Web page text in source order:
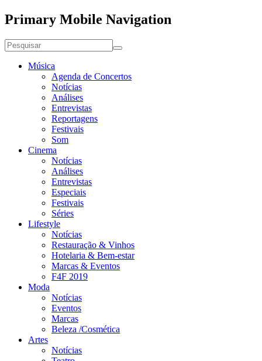
Primary Mobile Navigation
Música
Agenda de Concertos
Notícias
Análises
Entrevistas
Reportagens
Festivais
Som
Cinema
Notícias
Análises
Entrevistas
Especiais
Festivais
Séries
Lifestyle
Notícias
Restauração & Vinhos
Hotelaria & Bem-estar
Marcas & Eventos
F4F 2019
Moda
Notícias
Eventos
Marcas
Beleza /Cosmética
Artes
Notícias